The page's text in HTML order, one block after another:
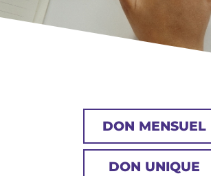
DON MENSUEL
DON UNIQUE